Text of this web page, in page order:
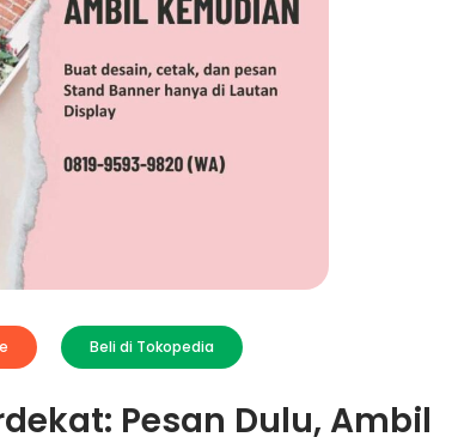
Beli di Tokopedia
Pesan Dulu, Ambil